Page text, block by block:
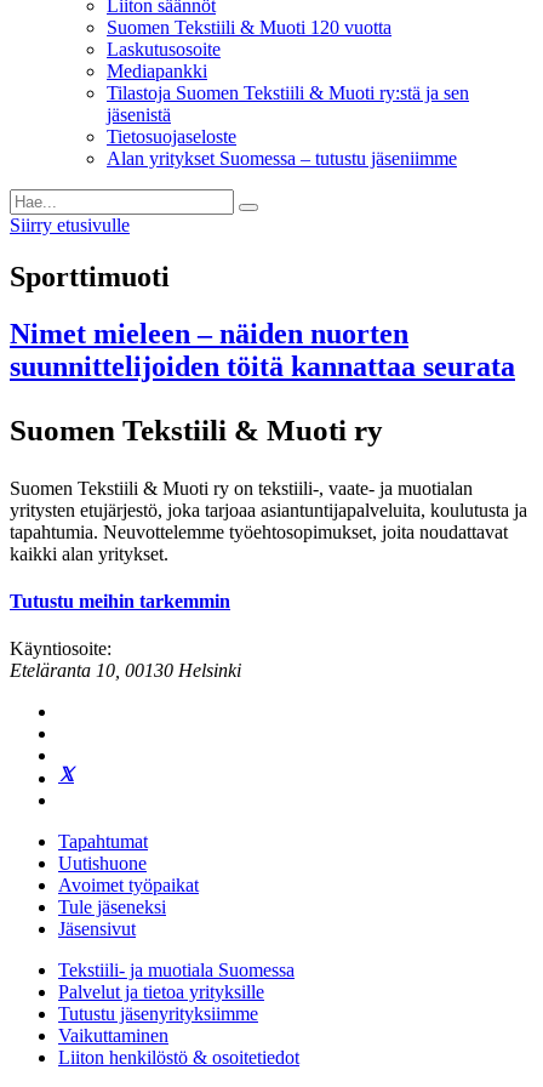
Liiton säännöt
Suomen Tekstiili & Muoti 120 vuotta
Laskutusosoite
Mediapankki
Tilastoja Suomen Tekstiili & Muoti ry:stä ja sen
jäsenistä
Tietosuojaseloste
Alan yritykset Suomessa – tutustu jäseniimme
Siirry etusivulle
Sporttimuoti
Nimet mieleen – näiden nuorten
suunnittelijoiden töitä kannattaa seurata
Suomen Tekstiili & Muoti ry
Suomen Tekstiili & Muoti ry on tekstiili-, vaate- ja muotialan
yritysten etujärjestö, joka tarjoaa asiantuntijapalveluita, koulutusta ja
tapahtumia. Neuvottelemme työehtosopimukset, joita noudattavat
kaikki alan yritykset.
Tutustu meihin tarkemmin
Käyntiosoite:
Eteläranta 10, 00130 Helsinki
Tapahtumat
Uutishuone
Avoimet työpaikat
Tule jäseneksi
Jäsensivut
Tekstiili- ja muotiala Suomessa
Palvelut ja tietoa yrityksille
Tutustu jäsenyrityksiimme
Vaikuttaminen
Liiton henkilöstö & osoitetiedot